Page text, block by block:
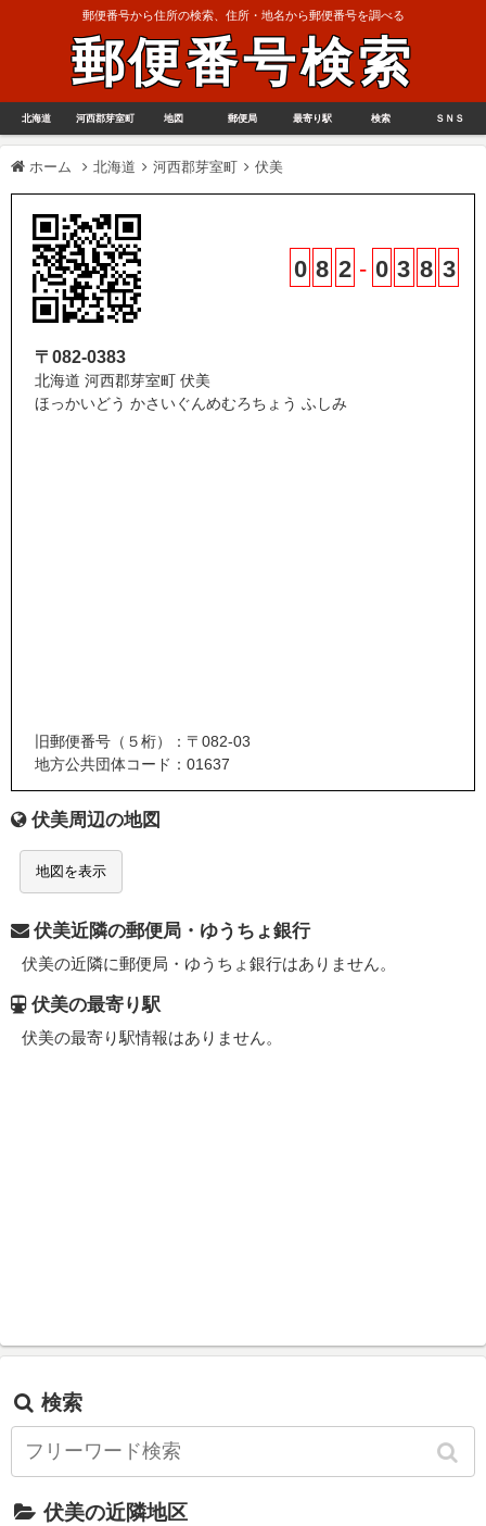
郵便番号から住所の検索、住所・地名から郵便番号を調べる
郵便番号検索
北海道 河西郡芽室町 地図 郵便局 最寄り駅 検索 ＳＮＳ
ホーム 北海道 河西郡芽室町 伏美
0 8 2 - 0 3 8 3
〒082-0383
北海道 河西郡芽室町 伏美
ほっかいどう かさいぐんめむろちょう ふしみ
旧郵便番号（５桁）：〒082-03
地方公共団体コード：01637
伏美周辺の地図
地図を表示
伏美近隣の郵便局・ゆうちょ銀行
伏美の近隣に郵便局・ゆうちょ銀行はありません。
伏美の最寄り駅
伏美の最寄り駅情報はありません。
検索
伏美の近隣地区